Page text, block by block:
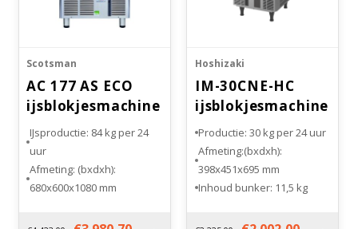
Scotsman
AC 177 AS ECO
ijsblokjesmachine
Gourmet
IJsproductie: 84 kg per 24
uur
Afmeting: (bxdxh):
680x600x1080 mm
Soort koeling:
Hoshizaki
IM-30CNE-HC
ijsblokjesmachine
Productie: 30 kg per 24 uur
Afmeting:(bxdxh):
398x451x695 mm
Inhoud bunker: 11,5 kg
(L)